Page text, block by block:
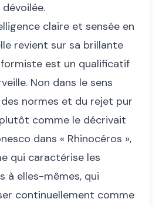
claire et sensée en
revient sur sa brillante
est un qualificatif
Non dans le sens
normes et du rejet pur
comme le décrivait
dans « Rhinocéros »,
qui caractérise les
à elles-mêmes, qui
continuellement comme